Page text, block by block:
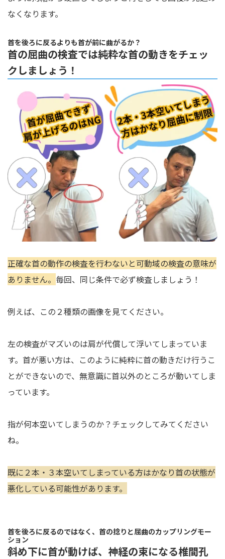
なくなります。
首を後ろに反るよりも首が前に曲がるか？
首の屈曲の検査では純粋な首の動きをチェッ
クしましょう！
正確な首の動作の検査を行わないと可動域の検査の意味が
ありません。 毎回、同じ条件で必ず検査しましょう！
例えば、この２種類の画像を見てください。
左の検査がマズいのは肩が代償して浮いてしまっていま
す。首が悪い方は、このように純粋に首の動きだけ行うこ
とができないので、無意識に首以外のところが動いてしま
っています。
指が何本空いてしまうのか？チェックしてみてください
ね。
既に２本・３本空いてしまっている方はかなり首の状態が
悪化している可能性があります。
首を後ろに反るのではなく、首の捻りと屈曲のカップリングモー
ション
斜め下に首が動けば、神経の束になる椎間孔